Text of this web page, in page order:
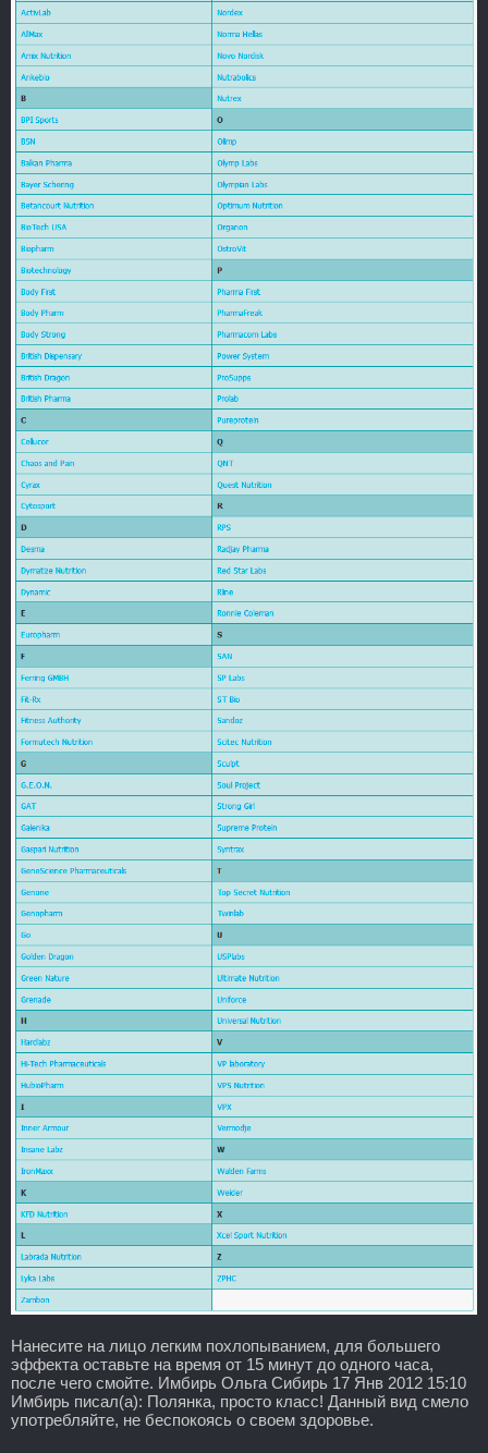
Нанесите на лицо легким похлопыванием, для большего
эффекта оставьте на время от 15 минут до одного часа,
после чего смойте. Имбирь Ольга Сибирь 17 Янв 2012 15:10
Имбирь писал(а): Полянка, просто класс! Данный вид смело
употребляйте, не беспокоясь о своем здоровье.